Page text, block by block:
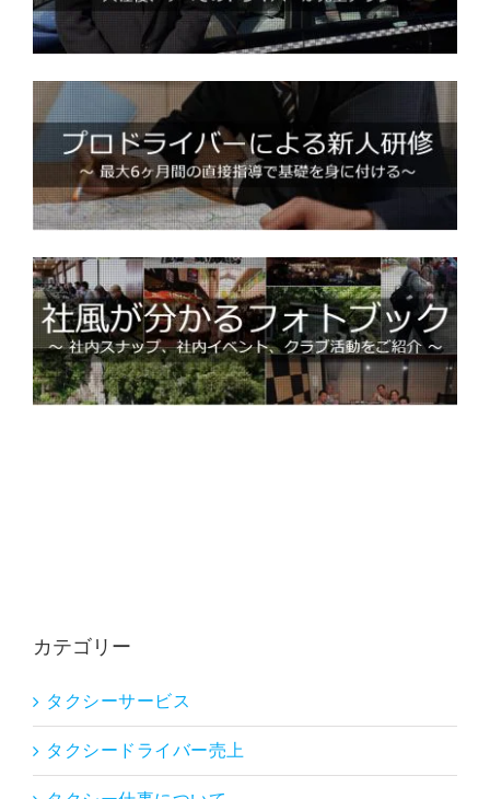
カテゴリー
タクシーサービス
タクシードライバー売上